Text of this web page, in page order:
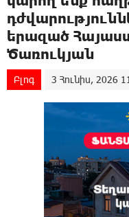
երազած
Ծառուկյան
Բլոգ 3 Հունիս, 2026